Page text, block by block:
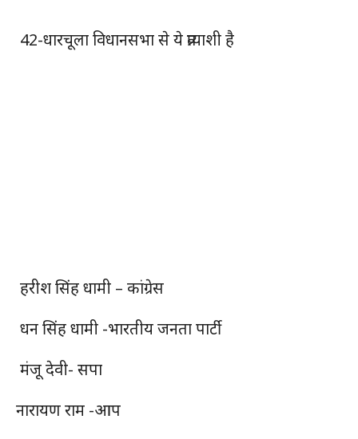
42-धारचूला विधानसभा से ये प्रत्याशी है
हरीश सिंह धामी – कांग्रेस
धन सिंह धामी -भारतीय जनता पार्टी
मंजू देवी- सपा
नारायण राम -आप